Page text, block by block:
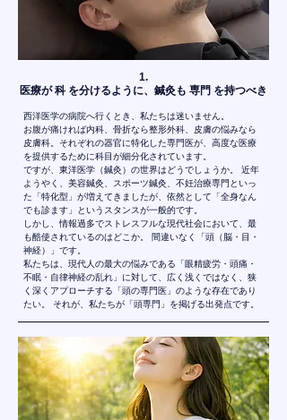
1.
医療が 科 を分けるように、鍼灸も 専門 を持つべき
西洋医学の病院へ行くとき、私たちは迷いません。
お腹が痛ければ内科、骨折なら整形外科、皮膚の悩みなら
皮膚科。それぞれの器官に特化した専門医が、高度な医療
を提供するために科目が細分化されています。
ですが、東洋医学（鍼灸）の世界はどうでしょうか。 近年
ようやく、美容鍼灸、スポーツ鍼灸、不妊治療専門といっ
た「特化型」が増えてきましたが、依然として「全身なん
でも診ます」というスタンスが一般的です。
しかし、情報過多でストレスフルな現代社会において、最
も酷使されているのはどこか。 間違いなく「頭（脳・目・
神経）」です。
私たちは、現代人の最大の悩みである「眼精疲労・頭痛・
不眠・自律神経の乱れ」に対して、広く浅くではなく、狭
く深くアプローチする「頭の専門医」のような存在であり
たい。 それが、私たちが「頭専門」を掲げる出発点です。